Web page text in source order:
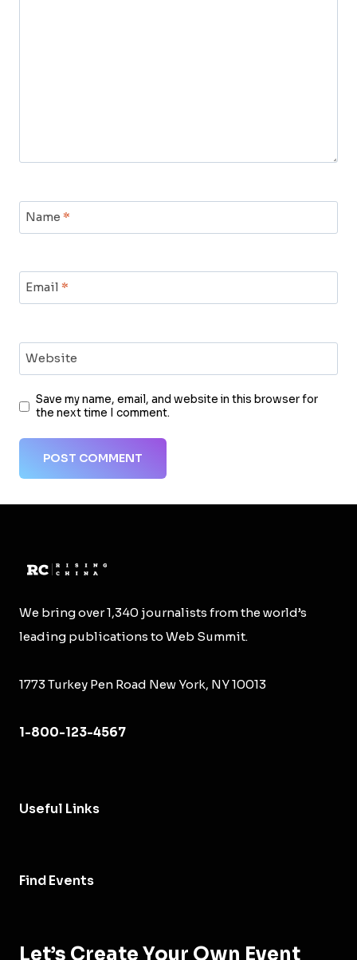
Name *
Email *
Website
Save my name, email, and website in this browser for
the next time I comment.
We bring over 1,340 journalists from the world’s
leading publications to Web Summit.
1773 Turkey Pen Road New York, NY 10013
1-800-123-4567
Useful Links
Find Events
Let’s Create Your Own Event